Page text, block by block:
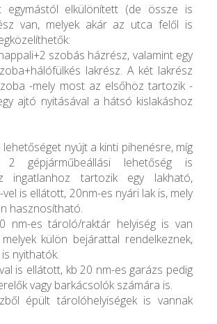
egymástól elkülönített (de össze is
van, melyek akár az utca felől is
szobás házrész, valamint egy
lakrész. A két lakrész
-mely most az elsőhöz tartozik -
ajtó nyitásával a hátsó kislakáshoz
nyújt a kinti pihenésre, míg
gépjárműbeállási lehetőség is
ingatlanhoz tartozik egy lakható,
is ellátott, 20nm-es nyári lak is, mely
hasznosítható.
nm-es tároló/raktár helyiség is van
külön bejárattal rendelkeznek,
nyithatók.
is ellátott, kb 20 nm-es garázs pedig
vagy barkácsolók számára is.
épült tárolóhelyiségek is vannak